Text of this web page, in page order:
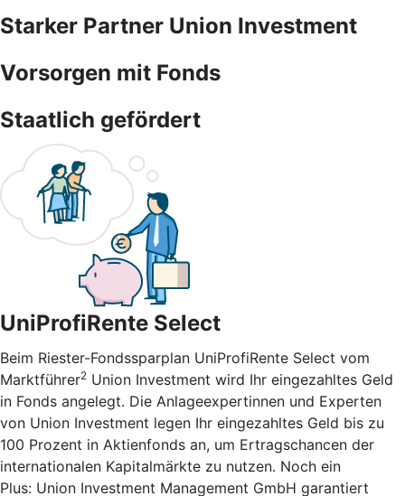
Starker Partner Union Investment
Vorsorgen mit Fonds
Staatlich gefördert
UniProfiRente Select
Beim Riester-Fondssparplan UniProfiRente Select vom
Marktführer2 Union Investment wird Ihr eingezahltes Geld
in Fonds angelegt. Die Anlageexpertinnen und Experten
von Union Investment legen Ihr eingezahltes Geld bis zu
100 Prozent in Aktienfonds an, um Ertragschancen der
internationalen Kapitalmärkte zu nutzen. Noch ein
Plus: Union Investment Management GmbH garantiert